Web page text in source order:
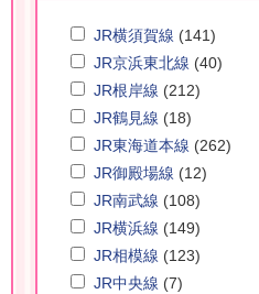
JR横須賀線 (141)
JR京浜東北線 (40)
JR根岸線 (212)
JR鶴見線 (18)
JR東海道本線 (262)
JR御殿場線 (12)
JR南武線 (108)
JR横浜線 (149)
JR相模線 (123)
JR中央線 (7)